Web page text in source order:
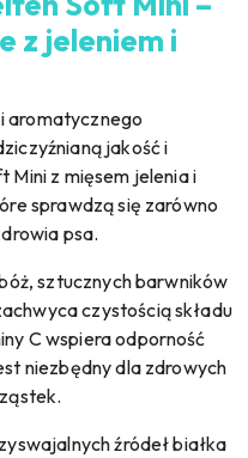
z jeleniem i
aromatycznego
jakość i
Mini z mięsem jelenia i
sprawdzą się zarówno
psa.
sztucznych barwników
czystością składu
C wspiera odporność
niezbędny dla zdrowych
źródeł białka